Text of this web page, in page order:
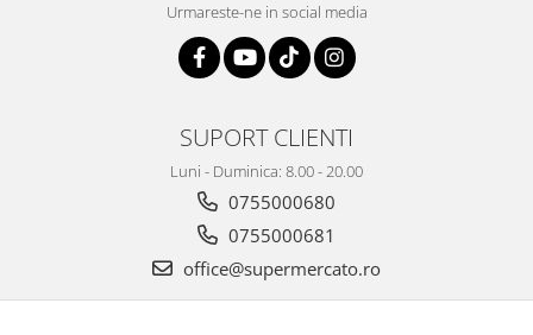
Urmareste-ne in social media
SUPORT CLIENTI
Luni - Duminica: 8.00 - 20.00
0755000680
0755000681
office@supermercato.ro